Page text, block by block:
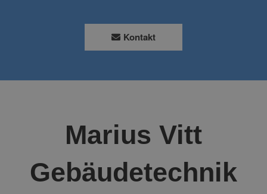
Kontakt
Marius Vitt
Gebäudetechnik